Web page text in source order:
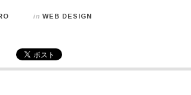
in WEB DESIGN